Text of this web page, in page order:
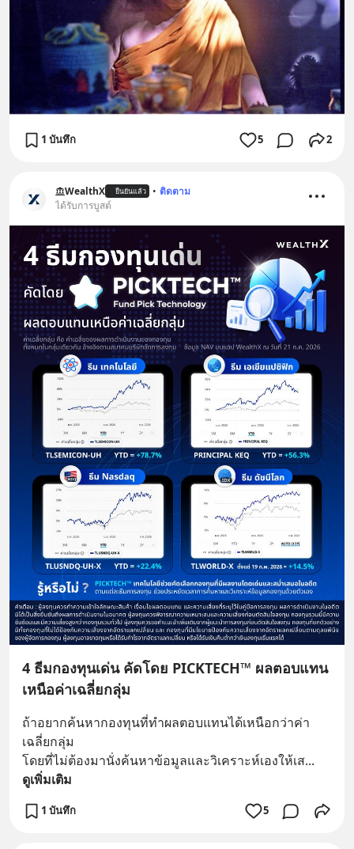
1 บันทึก 5 2
WealthX ยืนยันแล้ว • ติดตาม
ได้รับการบูสต์
4 ธีมกองทุนเด่น คัดโดย PICKTECH™ ผลตอบแทน
เหนือค่าเฉลี่ยกลุ่ม
ถ้าอยากค้นหากองทุนที่ทำผลตอบแทนได้เหนือกว่าค่า
เฉลี่ยกลุ่ม
โดยที่ไม่ต้องมานั่งค้นหาข้อมูลและวิเคราะห์เองให้เส...
ดูเพิ่มเติม
1 บันทึก 5